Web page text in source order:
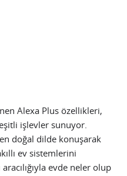
Alexa Plus özellikleri,
işlevler sunuyor.
doğal dilde konuşarak
ev sistemlerini
evde neler olup